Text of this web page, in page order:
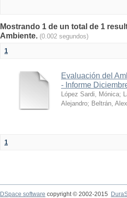
Mostrando 1 de un total de 1
Ambiente. (0.002 segundos)
1
Evaluación del
- Informe
López Sardi, Mónica;
Alejandro; Beltrán,
1
DSpace software copyright © 2002-2015